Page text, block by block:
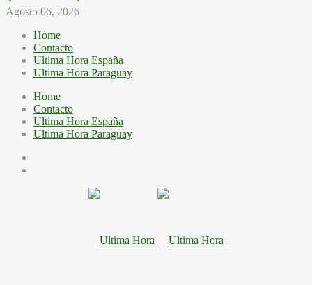
Agosto 06, 2026
Home
Contacto
Ultima Hora España
Ultima Hora Paraguay
Home
Contacto
Ultima Hora España
Ultima Hora Paraguay